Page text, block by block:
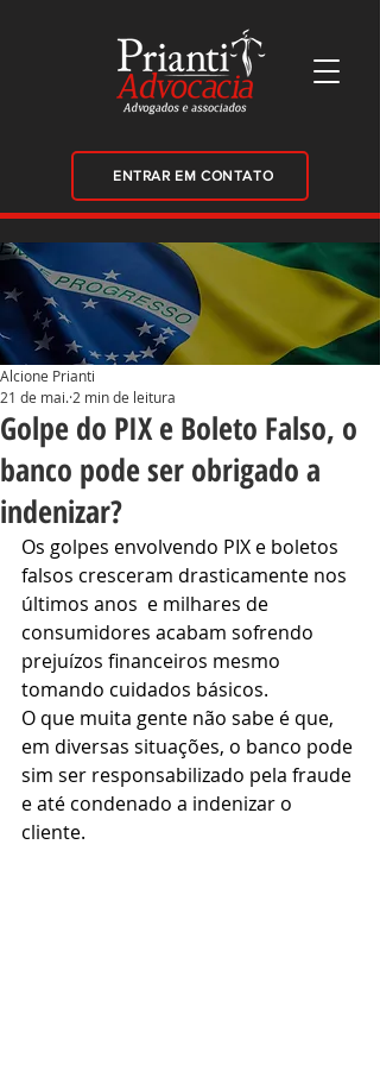
ENTRAR EM CONTATO
Golpe do PIX e Boleto Falso, o
banco pode ser obrigado a
indenizar?
Alcione Prianti
21 de mai. 2 min de leitura
Os golpes envolvendo PIX e boletos
falsos cresceram drasticamente nos
últimos anos  e milhares de
consumidores acabam sofrendo
prejuízos financeiros mesmo
tomando cuidados básicos.
O que muita gente não sabe é que,
em diversas situações, o banco pode
sim ser responsabilizado pela fraude
e até condenado a indenizar o
cliente.